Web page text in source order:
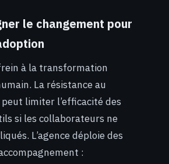
le changement pour
à la transformation
La résistance au
limiter l’efficacité des
si les collaborateurs ne
L’agence déploie des
: